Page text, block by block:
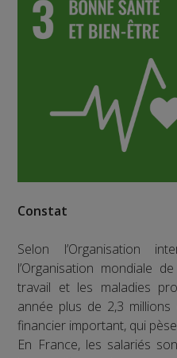
Constat
Selon l’Organisation
l’Organisation mondiale
travail et les maladies
année plus de 2,3
financier important, qui
En France, les salariés